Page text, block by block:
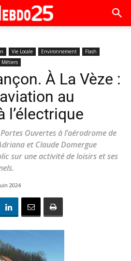
Vie Locale Environnement
Flash
Métiers
À La Vèze :
au
l’électrique
Ouvertes à l’aérodrome de
et Claude Domergue
sur une activité de loisirs et ses
2024